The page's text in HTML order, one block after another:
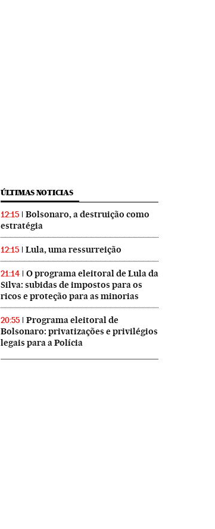
ÚLTIMAS NOTICIAS
12:15
Bolsonaro, a destruição como
estratégia
12:15 Lula, uma ressurreição
21:14
O programa eleitoral de Lula da
Silva: subidas de impostos para os
ricos e proteção para as minorias
20:55
Programa eleitoral de
Bolsonaro: privatizações e privilégios
legais para a Polícia